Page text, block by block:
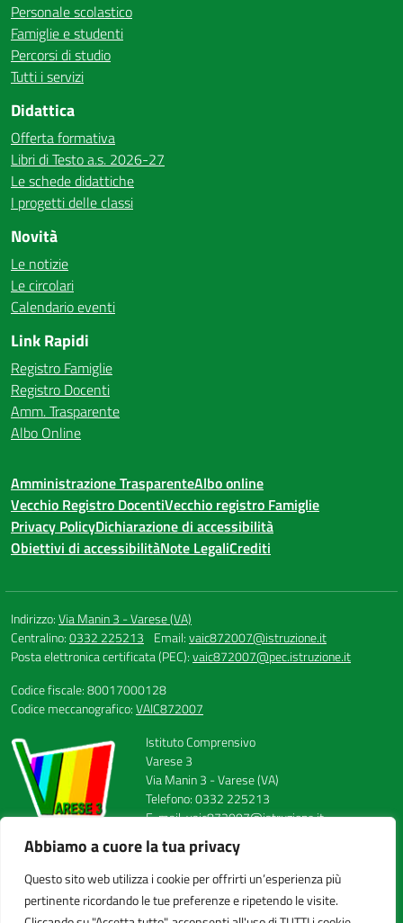
Abbiamo a cuore la tua privacy
Questo sito web utilizza i cookie per offrirti un’esperienza più
pertinente ricordando le tue preferenze e ripetendo le visite.
Personale scolastico
Famiglie e studenti
Percorsi di studio
Tutti i servizi
Didattica
Offerta formativa
Libri di Testo a.s. 2026-27
Le schede didattiche
I progetti delle classi
Novità
Le notizie
Le circolari
Calendario eventi
Link Rapidi
Registro Famiglie
Registro Docenti
Amm. Trasparente
Albo Online
Amministrazione TrasparenteAlbo online
Vecchio Registro DocentiVecchio registro Famiglie
Privacy PolicyDichiarazione di accessibilità
Obiettivi di accessibilitàNote LegaliCrediti
Indirizzo:Via Manin 3 - Varese (VA)
Centralino:0332 225213 Email:vaic872007@istruzione.it
Posta elettronica certificata (PEC):vaic872007@pec.istruzione.it
Codice fiscale: 80017000128
Codice meccanografico:VAIC872007
Istituto Comprensivo
Varese 3
Via Manin 3 - Varese (VA)
Telefono: 0332 225213
E-mail: vaic872007@istruzione.it
PEC: vaic872007@pec.istruzione.it
Codice Meccanografico: VAIC872007
Codice Fiscale: 80017000128
FAX: 0332224558